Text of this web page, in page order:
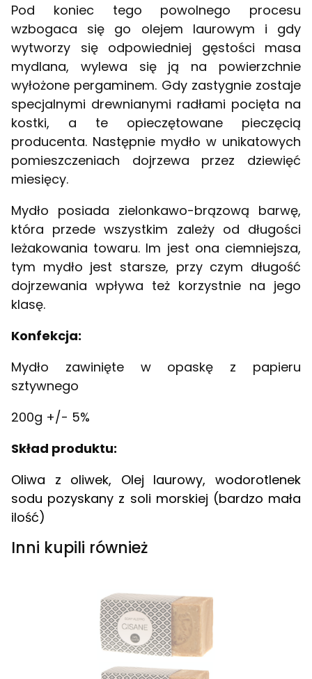
Pod koniec tego powolnego procesu
wzbogaca się go olejem laurowym i gdy
wytworzy się odpowiedniej gęstości masa
mydlana, wylewa się ją na powierzchnie
wyłożone pergaminem. Gdy zastygnie zostaje
specjalnymi drewnianymi radłami pocięta na
kostki, a te opieczętowane pieczęcią
producenta. Następnie mydło w unikatowych
pomieszczeniach dojrzewa przez dziewięć
miesięcy.
Mydło posiada zielonkawo-brązową barwę,
która przede wszystkim zależy od długości
leżakowania towaru. Im jest ona ciemniejsza,
tym mydło jest starsze, przy czym długość
dojrzewania wpływa też korzystnie na jego
klasę.
Konfekcja:
Mydło zawinięte w opaskę z papieru
sztywnego
200g +/- 5%
Skład produktu:
Oliwa z oliwek, Olej laurowy, wodorotlenek
sodu pozyskany z soli morskiej (bardzo mała
ilość)
Inni kupili również